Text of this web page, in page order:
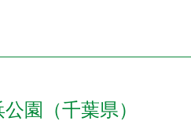
園（千葉県）